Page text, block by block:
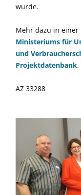
wurde.
Mehr dazu in einer
Ministeriums für
und
Projektdatenbank.
AZ 33288